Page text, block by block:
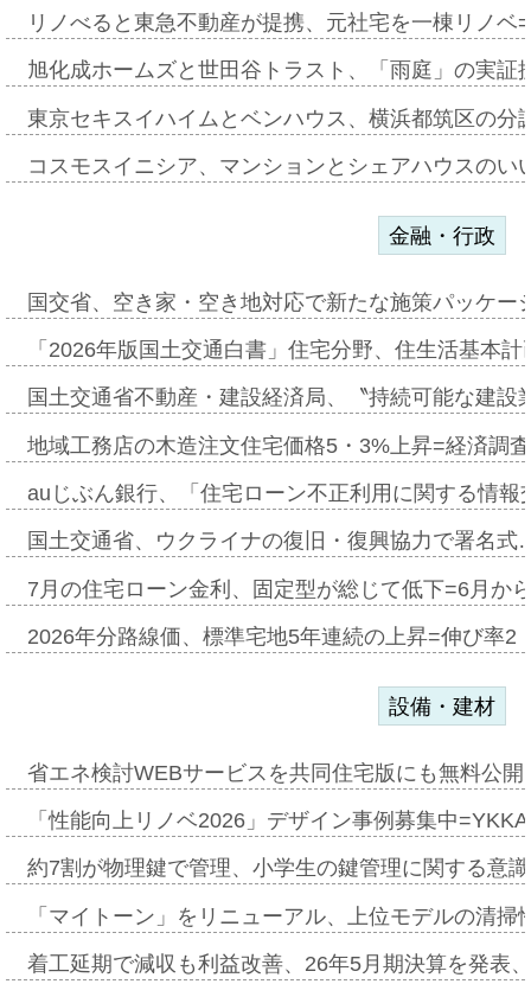
リノべると東急不動産が提携、元社宅を一棟リノ
旭化成ホームズと世田谷トラスト、「雨庭」の実
東京セキスイハイムとベンハウス、横浜都筑区の
コスモスイニシア、マンションとシェアハウスの
金融・行政
国交省、空き家・空き地対応で新たな施策パッケ
「2026年版国土交通白書」住宅分野、住生活基本
国土交通省不動産・建設経済局、〝持続可能な建
地域工務店の木造注文住宅価格5・3%上昇=経済調
auじぶん銀行、「住宅ローン不正利用に関する情
国土交通省、ウクライナの復旧・復興協力で署名
7月の住宅ローン金利、固定型が総じて低下=6月か
2026年分路線価、標準宅地5年連続の上昇=伸び率
設備・建材
省エネ検討WEBサービスを共同住宅版にも無料公
「性能向上リノベ2026」デザイン事例募集中
約7割が物理鍵で管理、小学生の鍵管理に関する意
「マイトーン」をリニューアル、上位モデルの清
着工延期で減収も利益改善、26年5月期決算を発表